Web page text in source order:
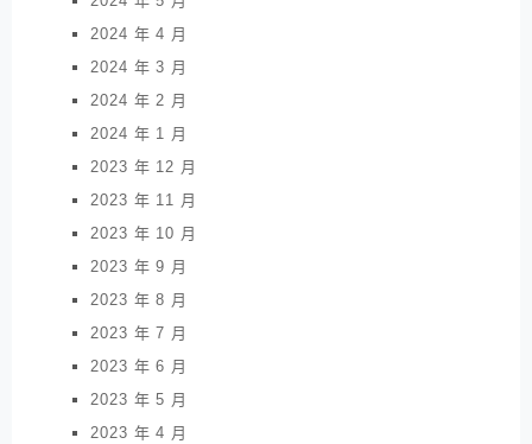
2024 年 4 月
2024 年 3 月
2024 年 2 月
2024 年 1 月
2023 年 12 月
2023 年 11 月
2023 年 10 月
2023 年 9 月
2023 年 8 月
2023 年 7 月
2023 年 6 月
2023 年 5 月
2023 年 4 月